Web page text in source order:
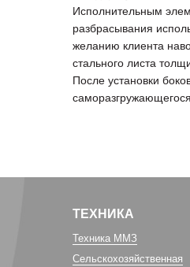
Исполнительным
разбрасывания
желанию клиента
стального листа
После установки
ТЕХНИКА
Техника ММЗ
Сельскохозяйственная